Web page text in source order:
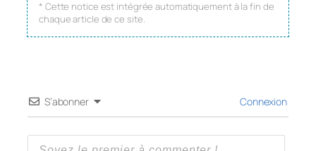
* Cette notice est intégrée automatiquement à la fin de
chaque article de ce site.
S’abonner Connexion